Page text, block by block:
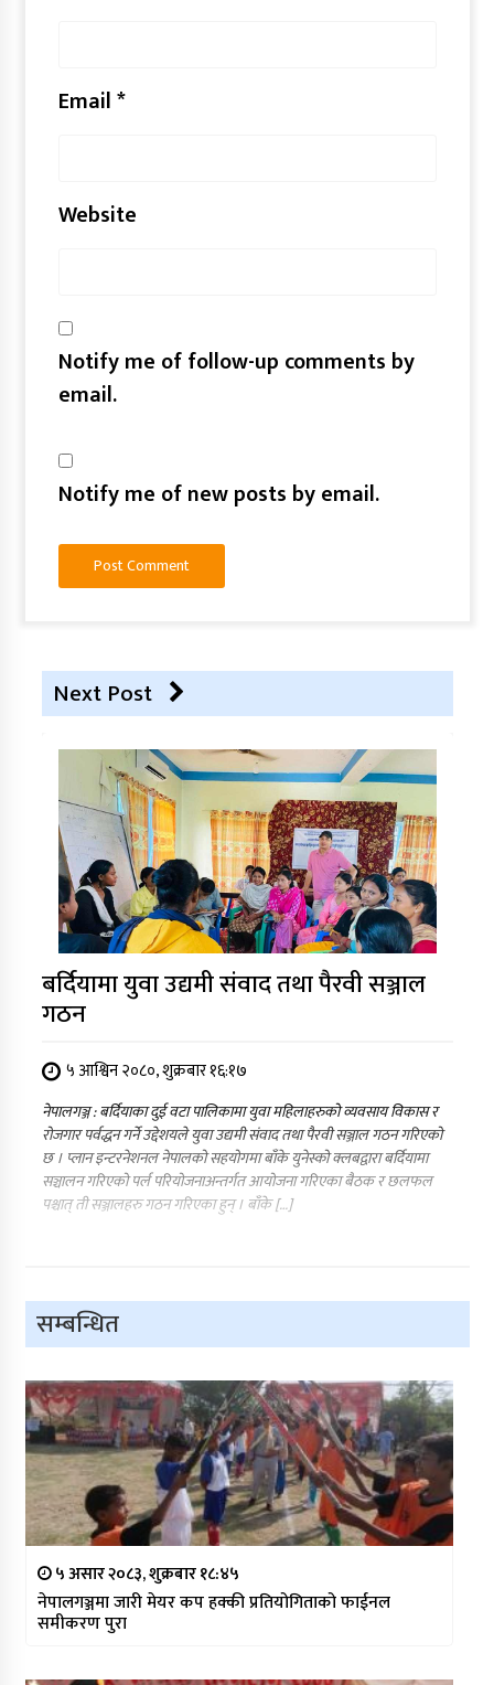
Email*
Website
Notify me of follow-up comments by
email.
Notify me of new posts by email.
Next Post
बर्दियामा युवा उद्यमी संवाद तथा पैरवी सञ्जाल
गठन
५ आश्विन २०८०, शुक्रबार १६:१७
नेपालगञ्ज : बर्दियाका दुई वटा पालिकामा युवा महिलाहरुको व्यवसाय विकास र
रोजगार पर्वद्धन गर्ने उद्देशयले युवा उद्यमी संवाद तथा पैरवी सञ्जाल गठन गरिएको
छ । प्लान इन्टरनेशनल नेपालको सहयोगमा बाँके युनेस्को क्लबद्वारा बर्दियामा
सञ्चालन गरिएको पर्ल परियोजनाअन्तर्गत आयोजना गरिएका बैठक र छलफल
पश्चात् ती सञ्जालहरु गठन गरिएका हुन् । बाँके […]
सम्बन्धित
५ असार २०८३, शुक्रबार १८:४५
नेपालगञ्जमा जारी मेयर कप हक्की प्रतियोगिताको फाईनल
समीकरण पुरा